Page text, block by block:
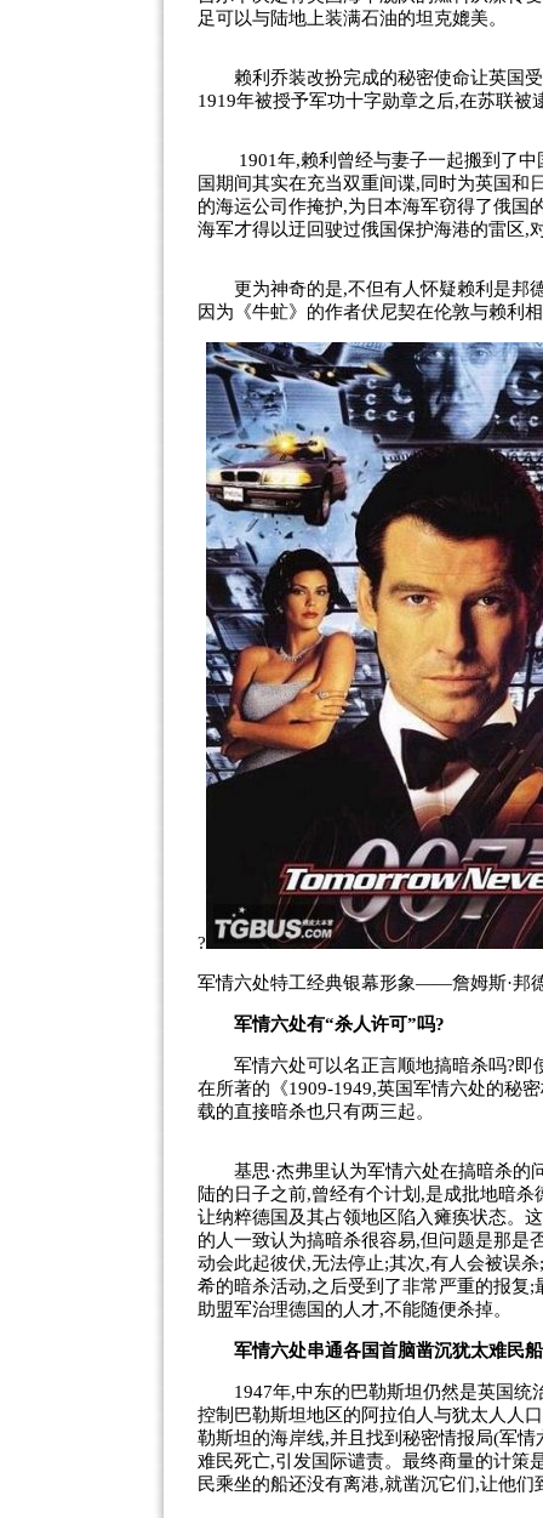
足可以与陆地上装满石油的坦克媲美。
赖利乔装改扮完成的秘密使命让英国受
1919年被授予军功十字勋章之后,在苏联
1901年,赖利曾经与妻子一起搬到了中
国期间其实在充当双重间谍,同时为英国和
的海运公司作掩护,为日本海军窃得了俄国
海军才得以迂回驶过俄国保护海港的雷区,
更为神奇的是,不但有人怀疑赖利是邦德
因为《牛虻》的作者伏尼契在伦敦与赖利
?
军情六处特工经典银幕形象——詹姆斯·邦
军情六处有“杀人许可”吗?
军情六处可以名正言顺地搞暗杀吗?即
在所著的《1909-1949,英国军情六处的秘
载的直接暗杀也只有两三起。
基思·杰弗里认为军情六处在搞暗杀的
陆的日子之前,曾经有个计划,是成批地暗
让纳粹德国及其占领地区陷入瘫痪状态。
的人一致认为搞暗杀很容易,但问题是那是
动会此起彼伏,无法停止;其次,有人会被误
希的暗杀活动,之后受到了非常严重的报复
助盟军治理德国的人才,不能随便杀掉。
军情六处串通各国首脑凿沉犹太难民船
1947年,中东的巴勒斯坦仍然是英国统
控制巴勒斯坦地区的阿拉伯人与犹太人人
勒斯坦的海岸线,并且找到秘密情报局(军
难民死亡,引发国际谴责。最终商量的计策
民乘坐的船还没有离港,就凿沉它们,让他们